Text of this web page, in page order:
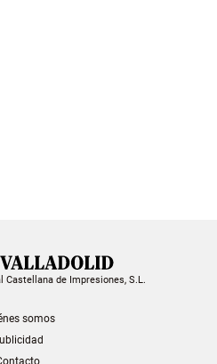
Castellana de Impresiones, S.L.
somos